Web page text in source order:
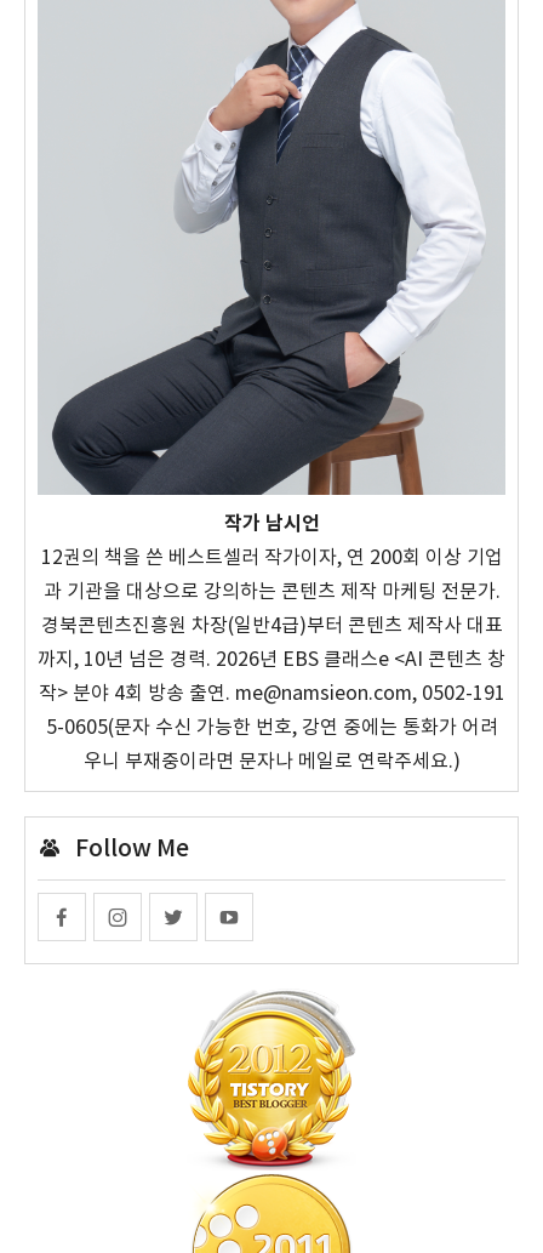
작가 남시언
12권의 책을 쓴 베스트셀러 작가이자, 연 200회 이상 기업
과 기관을 대상으로 강의하는 콘텐츠 제작 마케팅 전문가.
경북콘텐츠진흥원 차장(일반4급)부터 콘텐츠 제작사 대표
까지, 10년 넘은 경력. 2026년 EBS 클래스e <AI 콘텐츠 창
작> 분야 4회 방송 출연. me@namsieon.com, 0502-191
5-0605(문자 수신 가능한 번호, 강연 중에는 통화가 어려
우니 부재중이라면 문자나 메일로 연락주세요.)
Follow Me